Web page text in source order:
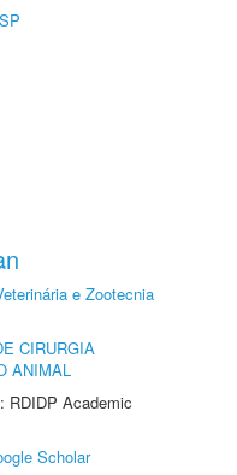
e Zootecnia
CIRURGIA
ANIMAL
RDIDP Academic
Scholar